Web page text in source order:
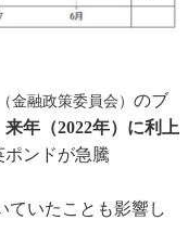
（金融政策委員会） のブ
来年（2022年）に利上
ポンドが急騰
いたことも影響し